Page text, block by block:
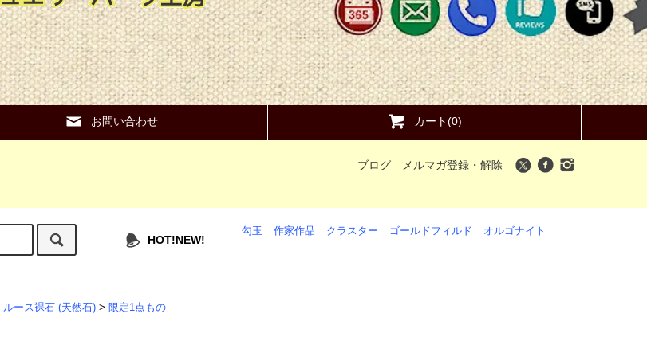
お問い合わせ カート(0)
ブログ メルマガ登録・解除
HOT!NEW!
勾玉 作家作品 クラスター ゴールドフィルド オルゴナイト
ルース裸石 (天然石) > 限定1点もの